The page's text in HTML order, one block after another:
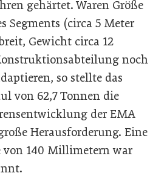
gehärtet. Waren Größe
Segments (circa 5 Meter
Gewicht circa 12
noch
so stellte das
von 62,7 Tonnen die
der EMA
Herausforderung. Eine
von 140 Millimetern war